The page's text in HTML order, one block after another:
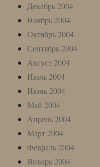
Декабрь 2004
Ноябрь 2004
Октябрь 2004
Сентябрь 2004
Август 2004
Июль 2004
Июнь 2004
Май 2004
Апрель 2004
Март 2004
Февраль 2004
Январь 2004